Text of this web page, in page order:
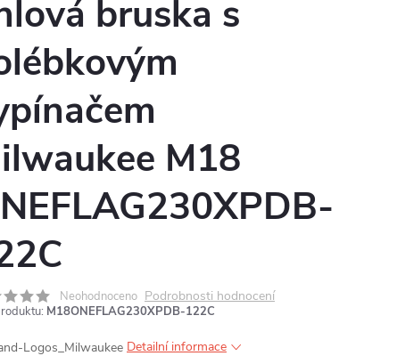
bruska s
M18
Neohodnoceno Podrobnosti hodnocení
M18ONEFLAG230XPDB-122C
Detailní informace